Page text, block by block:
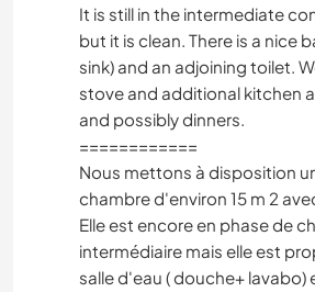
It is still in the intermediate
but it is clean. There is a nice
sink) and an adjoining toilet.
stove and additional kitchen
and possibly dinners.
============
Nous mettons à disposition
chambre d'environ 15 m 2
Elle est encore en phase de
intermédiaire mais elle est
salle d'eau ( douche+ lavabo)